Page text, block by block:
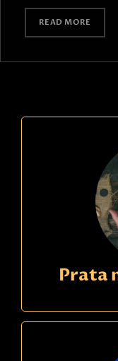
READ MORE
Prata